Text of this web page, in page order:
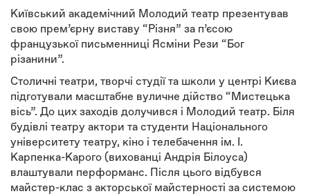
Київський академічний Молодий театр презентував
свою прем’єрну виставу “Різня” за п’єсою
французької письменниці Ясміни Рези “Бог
різанини”.
Столичні театри, творчі студії та школи у центрі Києва
підготували масштабне вуличне дійство “Мистецька
вісь”. До цих заходів долучився і Молодий театр. Біля
будівлі театру актори та студенти Національного
університету театру, кіно і телебачення ім. І.
Карпенка-Карого (вихованці Андрія Білоуса)
влаштували перформанс. Після цього відбувся
майстер-клас з акторської майстерності за системою